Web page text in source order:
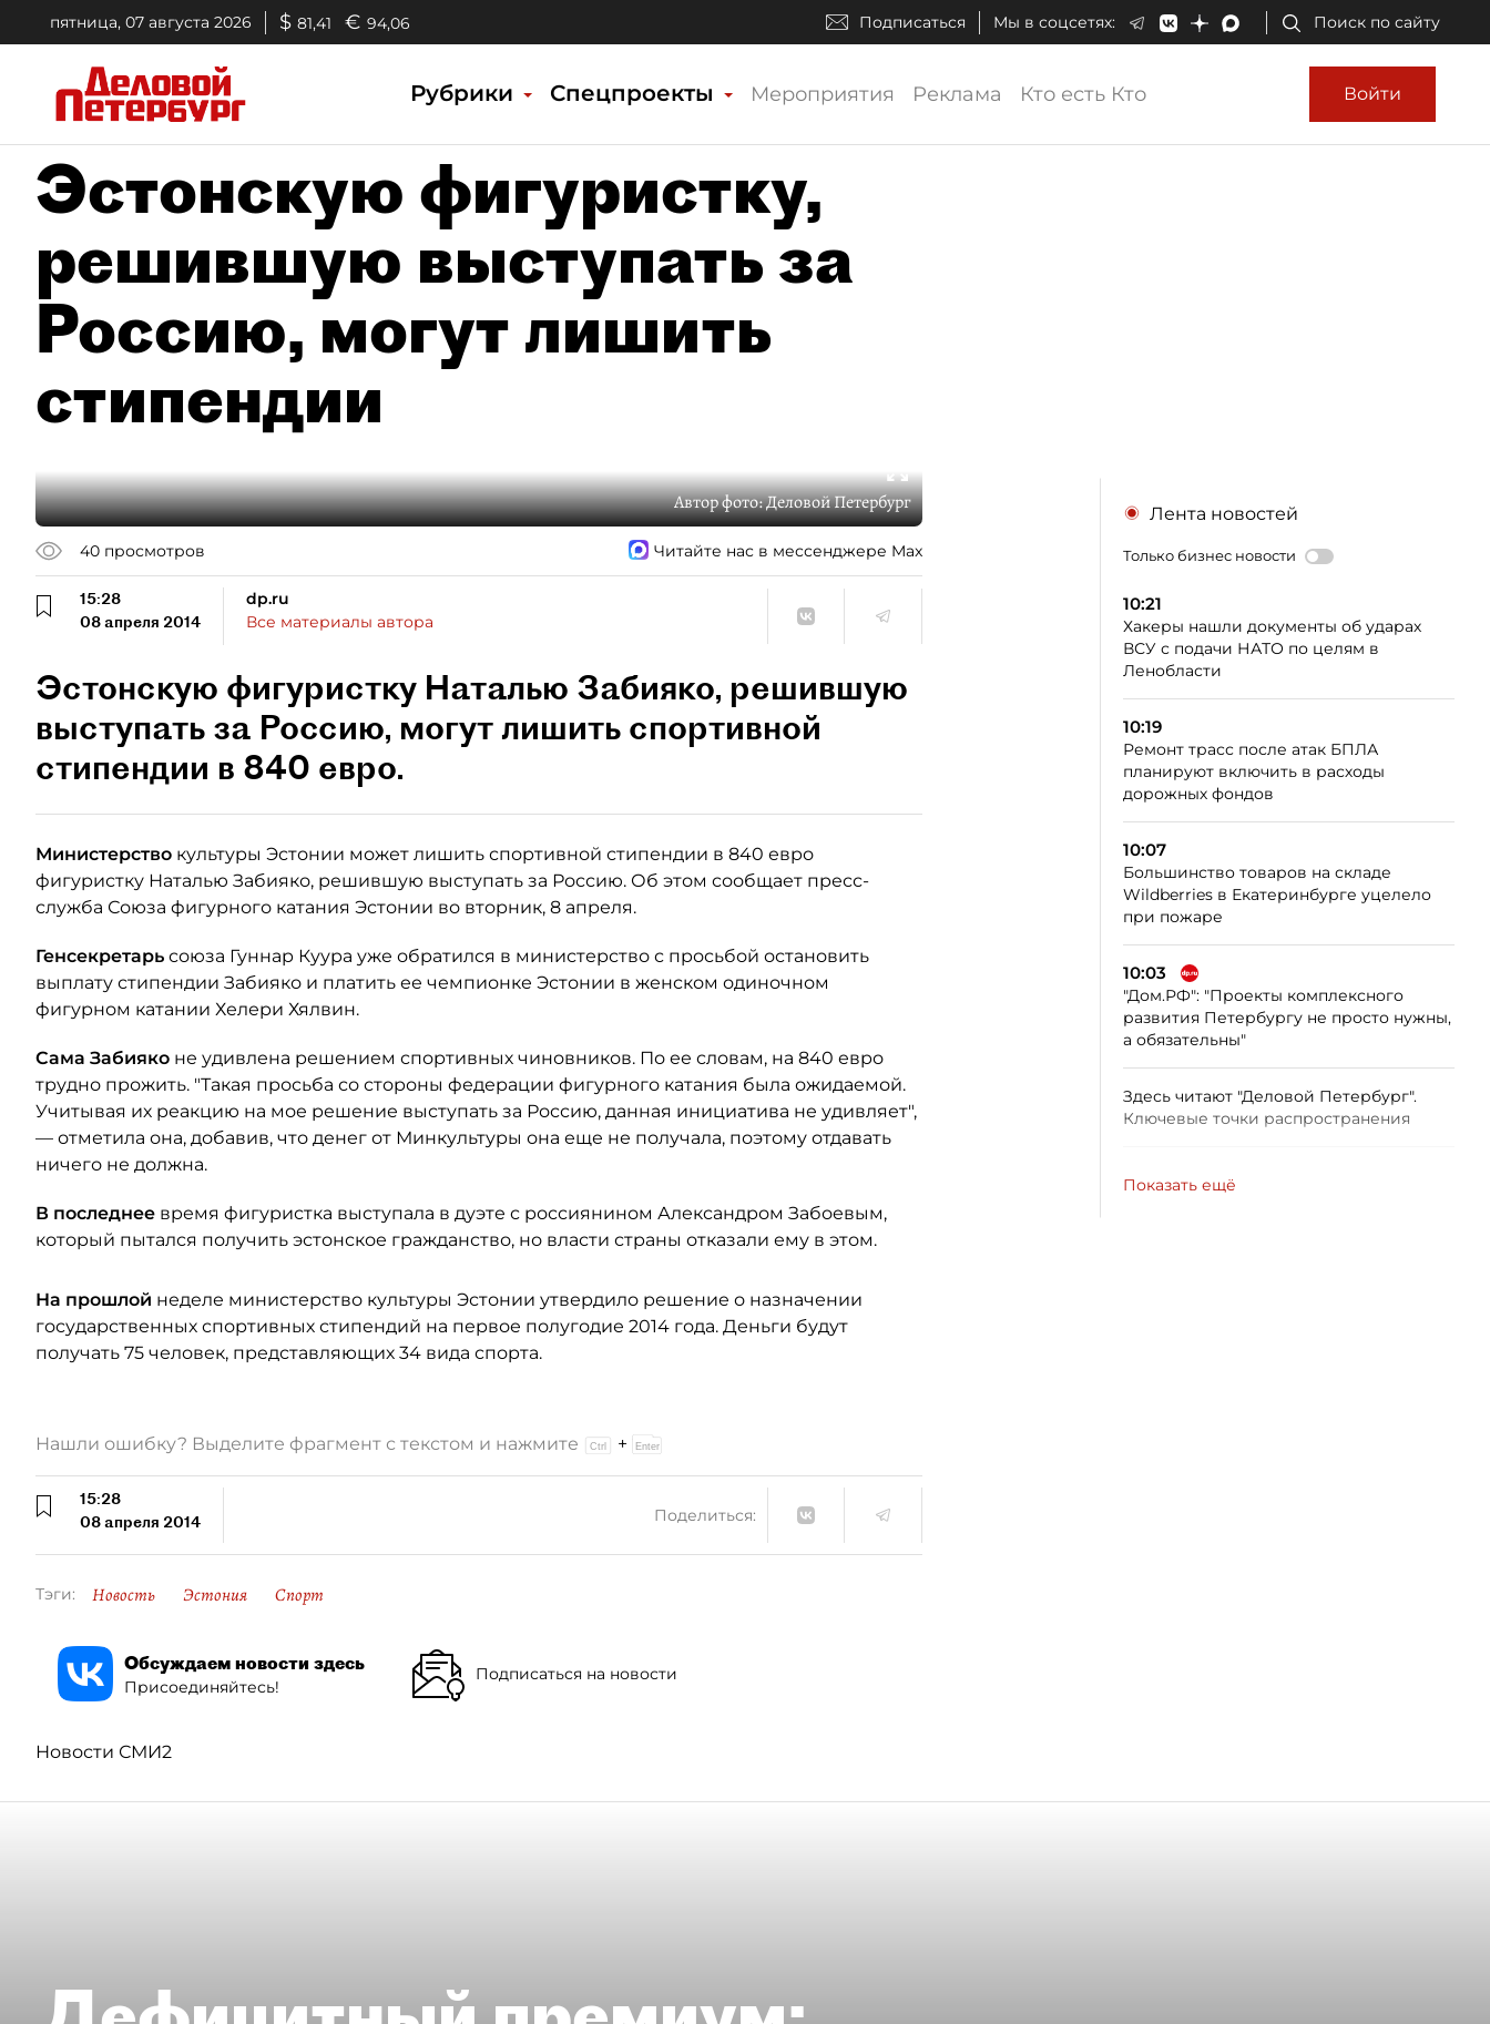
пятница, 07 августа 2026 $ 81,41 € 94,06 Подписаться Мы в соцсетях: Поиск по сайту
Рубрики Спецпроекты Мероприятия Реклама Кто есть Кто Войти
Эстонскую фигуристку,
решившую выступать за
Россию, могут лишить
стипендии
Автор фото:Деловой Петербург
40 просмотров Читайте нас в мессенджере Max
15:28
08 апреля 2014
dp.ru
Все материалы автора
Эстонскую фигуристку Наталью Забияко, решившую
выступать за Россию, могут лишить спортивной
стипендии в 840 евро.
Министерство культуры Эстонии может лишить спортивной стипендии в 840 евро
фигуристку Наталью Забияко, решившую выступать за Россию. Об этом сообщает пресс-
служба Союза фигурного катания Эстонии во вторник, 8 апреля.
Генсекретарь союза Гуннар Куура уже обратился в министерство с просьбой остановить
выплату стипендии Забияко и платить ее чемпионке Эстонии в женском одиночном
фигурном катании Хелери Хялвин.
Сама Забияко не удивлена решением спортивных чиновников. По ее словам, на 840 евро
трудно прожить. "Такая просьба со стороны федерации фигурного катания была ожидаемой.
Учитывая их реакцию на мое решение выступать за Россию, данная инициатива не удивляет",
— отметила она, добавив, что денег от Минкультуры она еще не получала, поэтому отдавать
ничего не должна.
В последнее время фигуристка выступала в дуэте с россиянином Александром Забоевым,
который пытался получить эстонское гражданство, но власти страны отказали ему в этом.
На прошлой неделе министерство культуры Эстонии утвердило решение о назначении
государственных спортивных стипендий на первое полугодие 2014 года. Деньги будут
получать 75 человек, представляющих 34 вида спорта.
Лента новостей
Только бизнес новости
10:21
Хакеры нашли документы об ударах
ВСУ с подачи НАТО по целям в
Ленобласти
10:19
Ремонт трасс после атак БПЛА
планируют включить в расходы
дорожных фондов
10:07
Большинство товаров на складе
Wildberries в Екатеринбурге уцелело
при пожаре
10:03
"Дом.РФ": "Проекты комплексного
развития Петербургу не просто нужны,
а обязательны"
Здесь читают "Деловой Петербург".
Ключевые точки распространения
Показать ещё
Нашли ошибку? Выделите фрагмент с текстом и нажмите +
15:28
08 апреля 2014
Поделиться:
Тэги: Новость Эстония Спорт
Обсуждаем новости здесь
Присоединяйтесь!
Подписаться на новости
Новости СМИ2